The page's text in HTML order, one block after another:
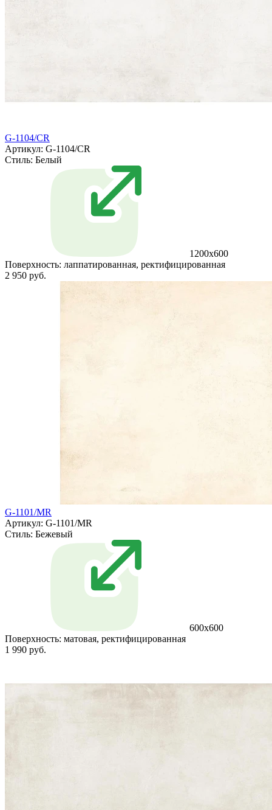
G-1104/CR
Артикул: G-1104/CR
Стиль: Белый
1200x600
Поверхность: лаппатированная, ректифицированная
2 950 руб.
G-1101/MR
Артикул: G-1101/MR
Стиль: Бежевый
600x600
Поверхность: матовая, ректифицированная
1 990 руб.